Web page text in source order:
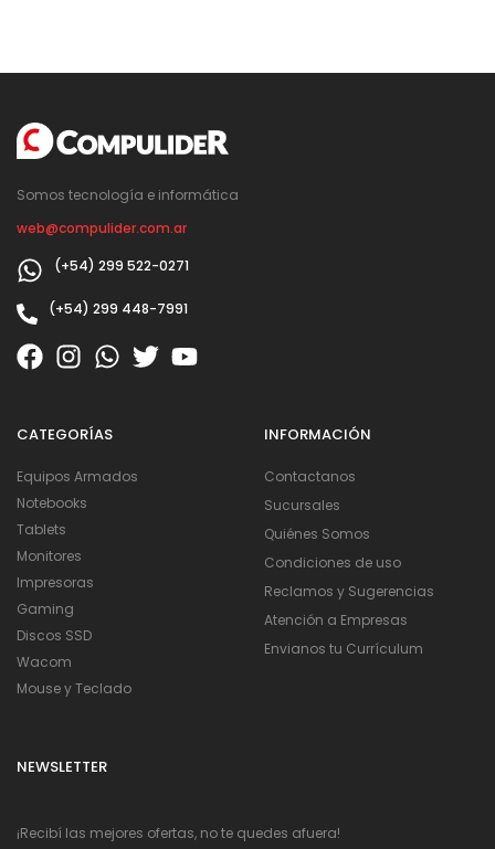
Somos tecnología e informática
web@compulider.com.ar
(+54) 299 522-0271
(+54) 299 448-7991
CATEGORÍAS
Equipos Armados
Notebooks
Tablets
Monitores
Impresoras
Gaming
Discos SSD
Wacom
Mouse y Teclado
INFORMACIÓN
Contactanos
Sucursales
Quiénes Somos
Condiciones de uso
Reclamos y Sugerencias
Atención a Empresas
Envianos tu Currículum
NEWSLETTER
¡Recibí las mejores ofertas, no te quedes afuera!